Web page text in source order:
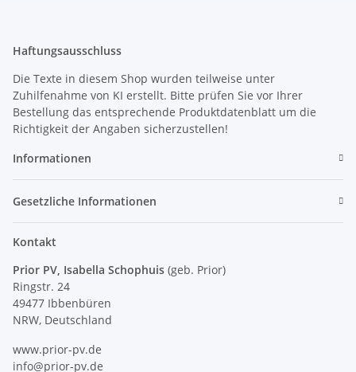
Haftungsausschluss
Die Texte in diesem Shop wurden teilweise unter
Zuhilfenahme von KI erstellt. Bitte prüfen Sie vor Ihrer
Bestellung das entsprechende Produktdatenblatt um die
Richtigkeit der Angaben sicherzustellen!
Informationen
Gesetzliche Informationen
Kontakt
Prior PV, Isabella Schophuis (geb. Prior)
Ringstr. 24
49477 Ibbenbüren
NRW, Deutschland
www.prior-pv.de
info@prior-pv.de